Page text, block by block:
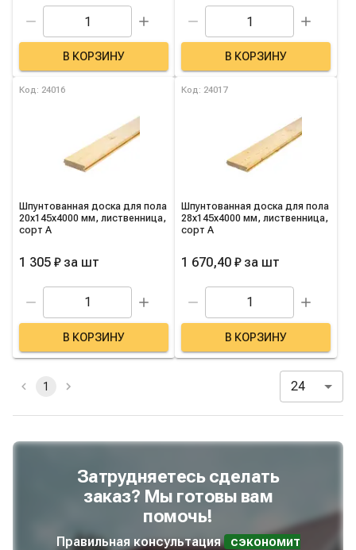
В КОРЗИНУ В КОРЗИНУ
Код: 24016
Шпунтованная доска для пола
20х145х4000 мм, лиственница,
сорт A
1 305 ₽ за шт
В КОРЗИНУ
Код: 24017
Шпунтованная доска для пола
28х145х4000 мм, лиственница,
сорт A
1 670,40 ₽ за шт
В КОРЗИНУ
1 24
Затрудняетесь сделать
заказ? Мы готовы вам
помочь!
Правильная консультация
сэкономит